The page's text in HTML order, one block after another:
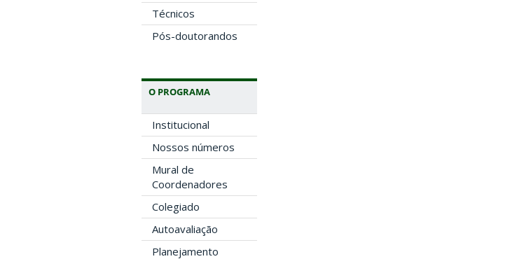
Técnicos
Pós-doutorandos
O PROGRAMA
Institucional
Nossos números
Mural de
Coordenadores
Colegiado
Autoavaliação
Planejamento